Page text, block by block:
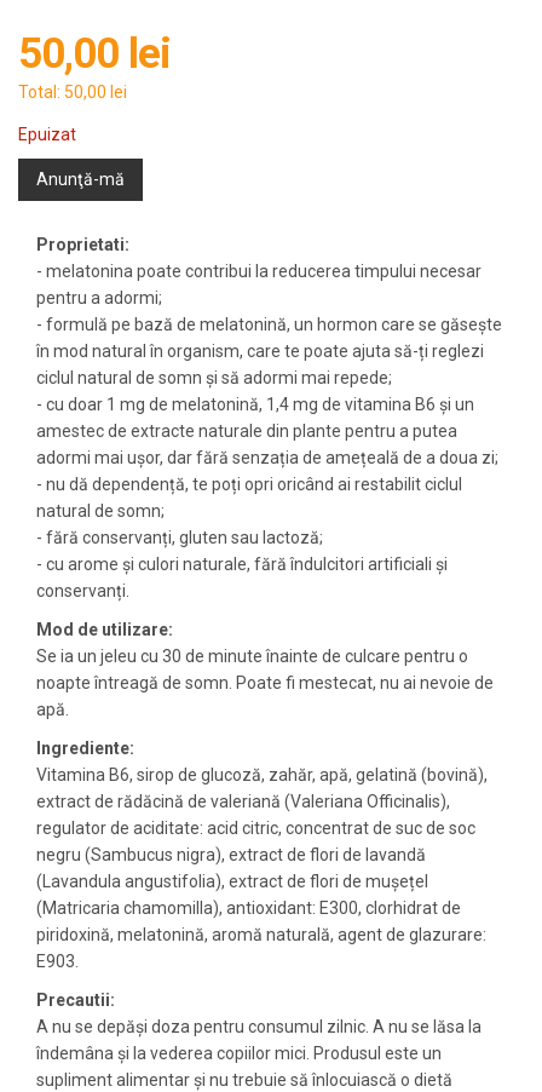
50,00 lei
Total: 50,00 lei
Epuizat
Anunţă-mă
Proprietati:
- melatonina poate contribui la reducerea timpului necesar
pentru a adormi;
- formulă pe bază de melatonină, un hormon care se găsește
în mod natural în organism, care te poate ajuta să-ți reglezi
ciclul natural de somn și să adormi mai repede;
- cu doar 1 mg de melatonină, 1,4 mg de vitamina B6 și un
amestec de extracte naturale din plante pentru a putea
adormi mai ușor, dar fără senzația de amețeală de a doua zi;
- nu dă dependență, te poți opri oricând ai restabilit ciclul
natural de somn;
- fără conservanți, gluten sau lactoză;
- cu arome și culori naturale, fără îndulcitori artificiali și
conservanți.
Mod de utilizare:
Se ia un jeleu cu 30 de minute înainte de culcare pentru o
noapte întreagă de somn. Poate fi mestecat, nu ai nevoie de
apă.
Ingrediente:
Vitamina B6, sirop de glucoză, zahăr, apă, gelatină (bovină),
extract de rădăcină de valeriană (Valeriana Officinalis),
regulator de aciditate: acid citric, concentrat de suc de soc
negru (Sambucus nigra), extract de flori de lavandă
(Lavandula angustifolia), extract de flori de mușețel
(Matricaria chamomilla), antioxidant: E300, clorhidrat de
piridoxină, melatonină, aromă naturală, agent de glazurare:
E903.
Precautii:
A nu se depăşi doza pentru consumul zilnic. A nu se lăsa la
îndemâna şi la vederea copiilor mici. Produsul este un
supliment alimentar şi nu trebuie să înlocuiască o dietă